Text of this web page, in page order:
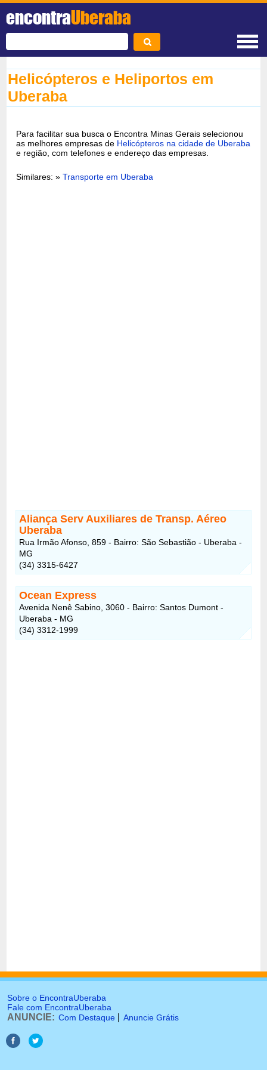
encontraUberaba
Helicópteros e Heliportos em
Uberaba
Para facilitar sua busca o Encontra Minas Gerais selecionou
as melhores empresas de Helicópteros na cidade de Uberaba
e região, com telefones e endereço das empresas.
Similares: »Transporte em Uberaba
Aliança Serv Auxiliares de Transp. Aéreo
Uberaba
Rua Irmão Afonso, 859 - Bairro: São Sebastião - Uberaba -
MG
(34) 3315-6427
Ocean Express
Avenida Nenê Sabino, 3060 - Bairro: Santos Dumont -
Uberaba - MG
(34) 3312-1999
Sobre o EncontraUberaba
Fale com EncontraUberaba
ANUNCIE: Com Destaque Anuncie Grátis